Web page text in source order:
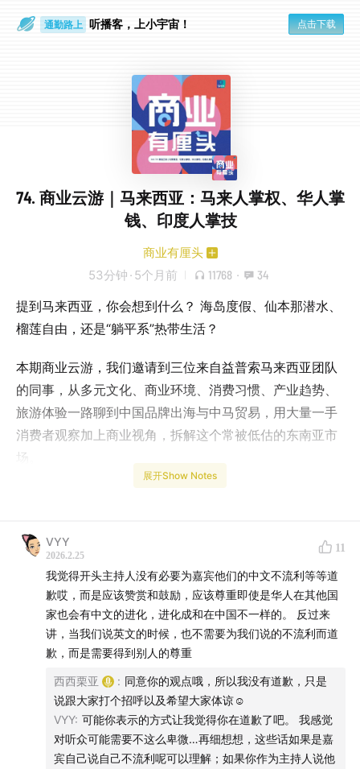
通勤路上 听播客，上小宇宙！ 点击下载
74. 商业云游｜马来西亚：马来人掌权、华人掌
钱、印度人掌技
商业有厘头
53分钟 · 5个月前 11768 · 34
提到马来西亚，你会想到什么？ 海岛度假、仙本那潜水、
榴莲自由，还是“躺平系”热带生活？
本期商业云游，我们邀请到三位来自益普索马来西亚团队
的同事，从多元文化、商业环境、消费习惯、产业趋势、
旅游体验一路聊到中国品牌出海与中马贸易，用大量一手
消费者观察加上商业视角，拆解这个常被低估的东南亚市
场。
多民族、多语言、多宗教的社会结构，如何真实地影响品
牌命名、营销创意和消费决策？
清真认证为何从“加分项”变成“入场券”？
节日密集的国家，对品牌运营和营销来说究竟是红利还是
挑战？
中国品牌在这里，是如何一步步从“外来者”变成“本地品牌”
我们也把视角拉回到生活本身：夜市美食、咖啡馆市集、
展开Show Notes
VYY
2026.2.25
11
我觉得开头主持人没有必要为嘉宾他们的中文不流利等等道
歉哎，而是应该赞赏和鼓励，应该尊重即使是华人在其他国
家也会有中文的进化，进化成和在中国不一样的。 反过来
讲，当我们说英文的时候，也不需要为我们说的不流利而道
歉，而是需要得到别人的尊重
西西栗亚 : 同意你的观点哦，所以我没有道歉，只是
说跟大家打个招呼以及希望大家体谅☺️
VYY: 可能你表示的方式让我觉得你在道歉了吧。 我感觉
对听众可能需要不这么卑微…再细想想，这些话如果是嘉
宾自己说自己不流利呢可以理解；如果你作为主持人说他